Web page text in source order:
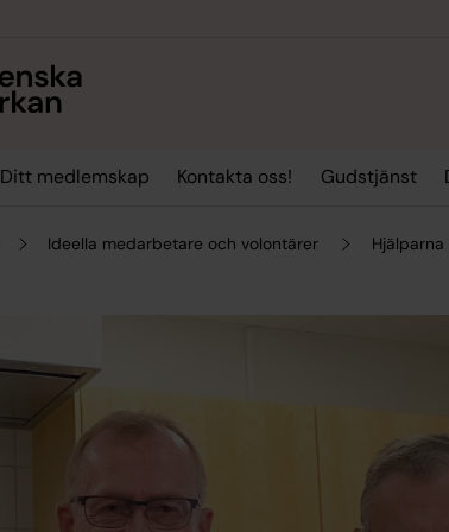
Ditt medlemskap Kontakta oss! Gudstjänst
Ideella medarbetare och volontärer Hjälparna